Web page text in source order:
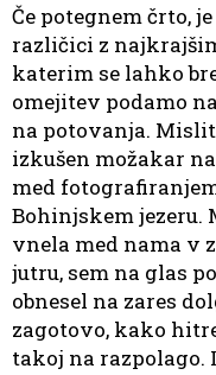
Če potegnem črto,
različici z
katerim se lahko
omejitev podamo
na potovanja.
izkušen možakar
med
Bohinjskem jezeru.
vnela med nama v
jutru, sem na glas
obnesel na zares
zagotovo, kako
takoj na razpolago.